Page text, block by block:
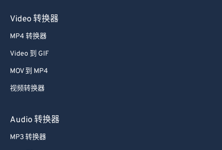
Video 转换器
MP4 转换器
Video 到 GIF
MOV 到 MP4
视频转换器
Audio 转换器
MP3 转换器